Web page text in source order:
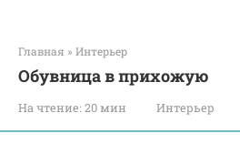
Главная » Интерьер
Обувница в прихожую
На чтение: 20 мин Интерьер